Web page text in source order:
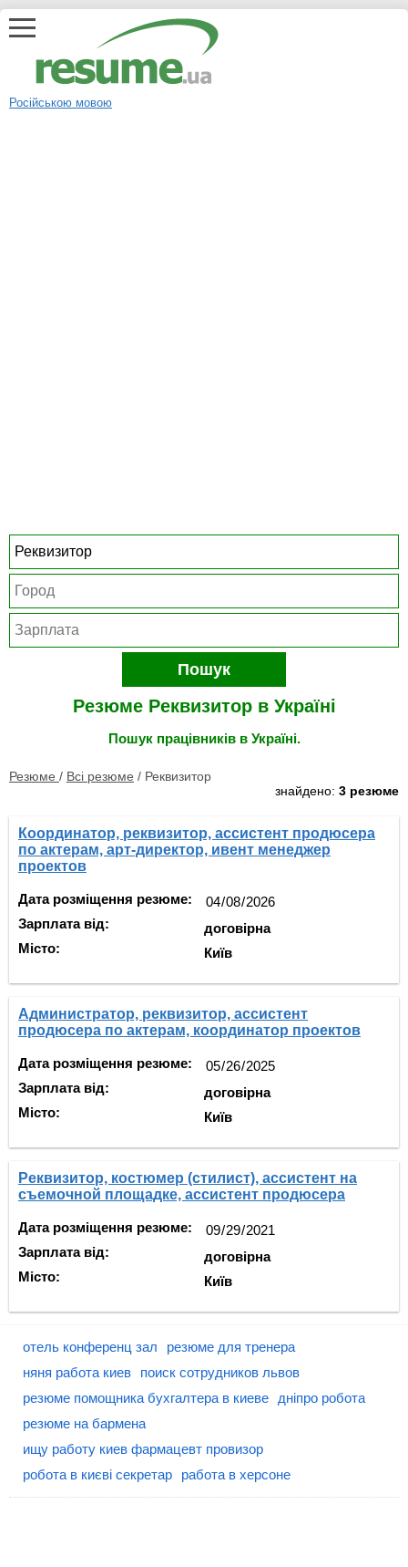
Російською мовою
Пошук
Резюме Реквизитор в Україні
Пошук працівників в Україні.
Резюме / Всі резюме / Реквизитор
знайдено: 3 резюме
Координатор, реквизитор, ассистент продюсера
по актерам, арт-директор, ивент менеджер
проектов
Дата розміщення резюме:
Зарплата від:
Місто:
договірна
Київ
Администратор, реквизитор, ассистент
продюсера по актерам, координатор проектов
Дата розміщення резюме:
Зарплата від:
Місто:
договірна
Київ
Реквизитор, костюмер (стилист), ассистент на
съемочной площадке, ассистент продюсера
Дата розміщення резюме:
Зарплата від:
Місто:
договірна
Київ
отель конференц зал
резюме для тренера
няня работа киев
поиск сотрудников львов
резюме помощника бухгалтера в киеве
дніпро робота
резюме на бармена
ищу работу киев фармацевт провизор
робота в києві секретар
работа в херсоне